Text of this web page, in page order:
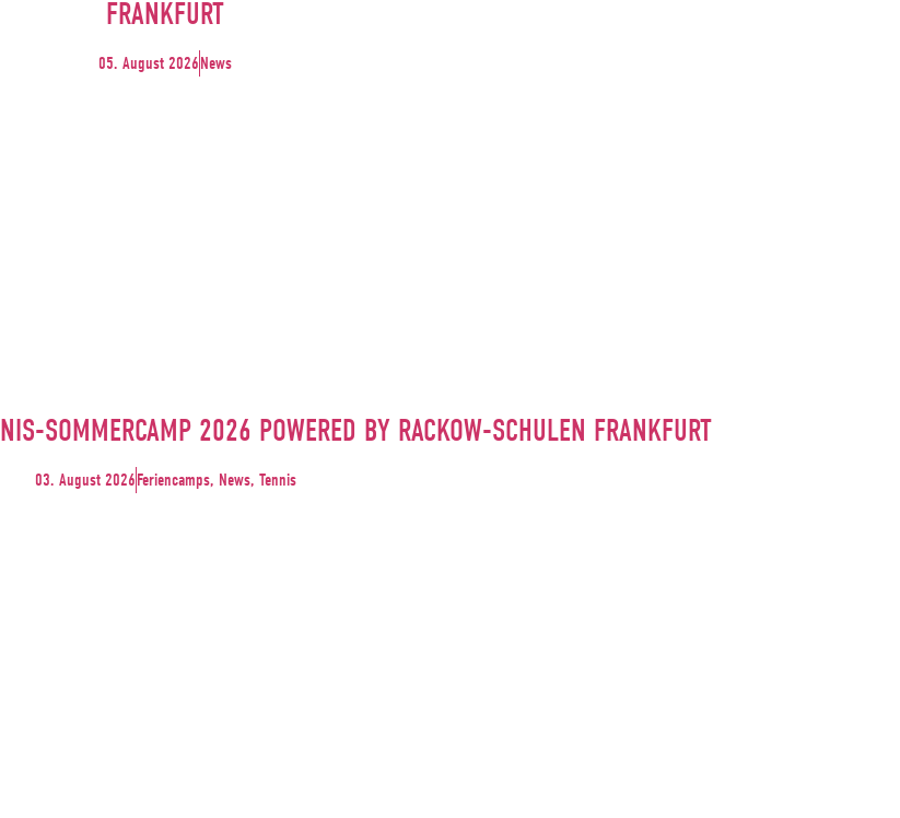
FRANKFURT
05. August 2026News
SOMMERCAMP 2026 POWERED BY RACKOW-SCHULEN FRANKFURT
03. August 2026Feriencamps, News, Tennis